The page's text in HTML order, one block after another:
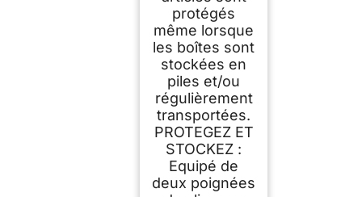
protégés
même lorsque
les boîtes sont
stockées en
piles et/ou
régulièrement
transportées.
PROTEGEZ ET
STOCKEZ :
Equipé de
deux poignées